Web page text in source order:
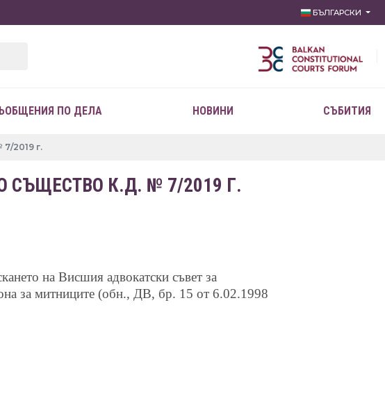
БЪЛГАРСКИ
ПО ДЕЛА НОВИНИ СЪБИТИЯ
2019 г.
СЪЩЕСТВО К.Д. № 7/2019 Г.
на Висшия адвокатски съвет за
за митниците (обн., ДВ, бр. 15 от 6.02.1998